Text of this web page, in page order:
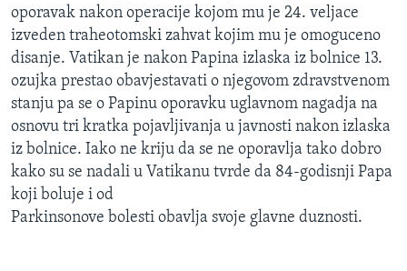
oporavak nakon operacije kojom mu je 24. veljace
izveden traheotomski zahvat kojim mu je omoguceno
disanje. Vatikan je nakon Papina izlaska iz bolnice 13.
ozujka prestao obavjestavati o njegovom zdravstvenom
stanju pa se o Papinu oporavku uglavnom nagadja na
osnovu tri kratka pojavljivanja u javnosti nakon izlaska
iz bolnice. Iako ne kriju da se ne oporavlja tako dobro
kako su se nadali u Vatikanu tvrde da 84-godisnji Papa
koji boluje i od
Parkinsonove bolesti obavlja svoje glavne duznosti.